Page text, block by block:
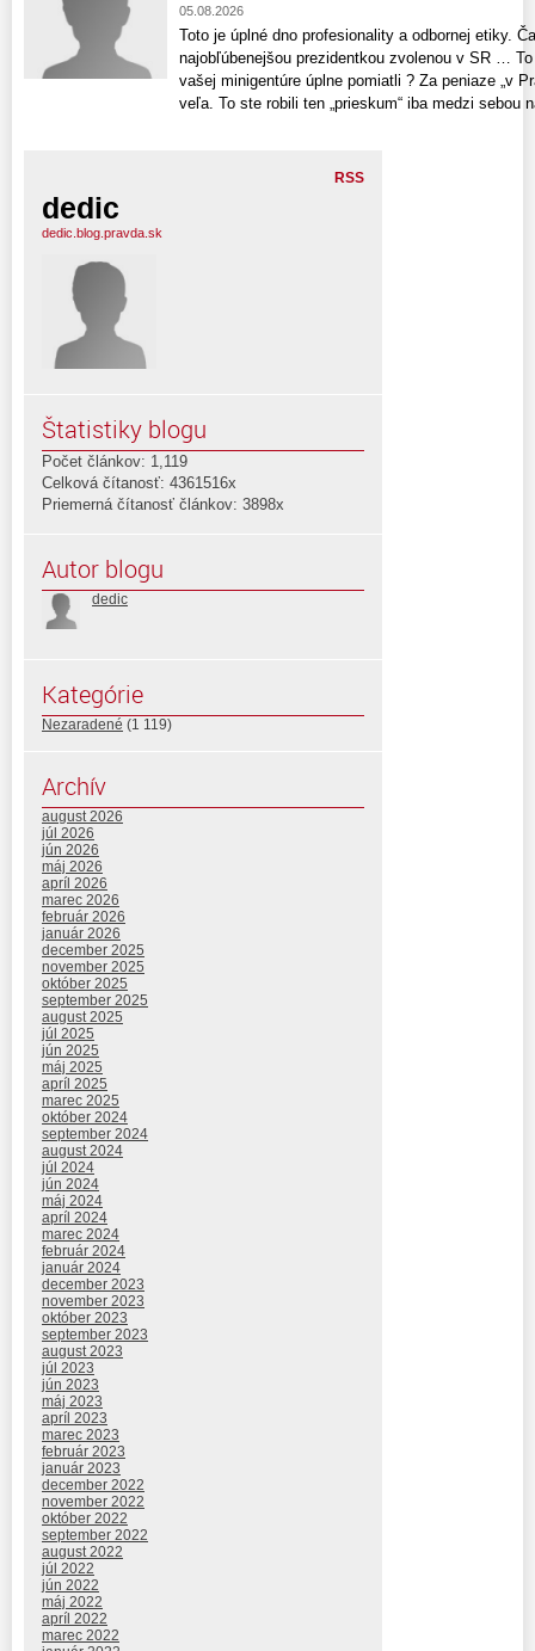
05.08.2026
Toto je úplné dno profesionality a odbornej etiky.
najobľúbenejšou prezidentkou zvolenou v SR …
vašej minigentúre úplne pomiatli ? Za peniaze „v
veľa. To ste robili ten „prieskum“ iba medzi sebou
RSS
dedic
dedic.blog.pravda.sk
Štatistiky blogu
Počet článkov: 1,119
Celková čítanosť: 4361516x
Priemerná čítanosť článkov: 3898x
Autor blogu
dedic
Kategórie
Nezaradené (1 119)
Archív
august 2026
júl 2026
jún 2026
máj 2026
apríl 2026
marec 2026
február 2026
január 2026
december 2025
november 2025
október 2025
september 2025
august 2025
júl 2025
jún 2025
máj 2025
apríl 2025
marec 2025
október 2024
september 2024
august 2024
júl 2024
jún 2024
máj 2024
apríl 2024
marec 2024
február 2024
január 2024
december 2023
november 2023
október 2023
september 2023
august 2023
júl 2023
jún 2023
máj 2023
apríl 2023
marec 2023
február 2023
január 2023
december 2022
november 2022
október 2022
september 2022
august 2022
júl 2022
jún 2022
máj 2022
apríl 2022
marec 2022